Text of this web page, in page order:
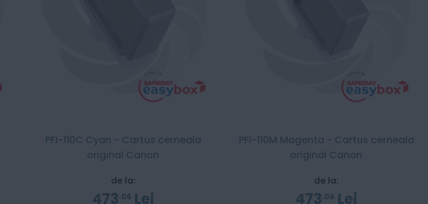
PFI-110C Cyan - Cartus cerneala
original Canon
de la:
473 06 Lei
PFI-110M Magenta - Cartus cerneala
original Canon
de la:
473 06 Lei